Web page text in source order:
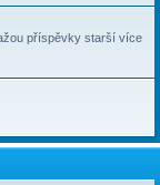
příspěvky starší více